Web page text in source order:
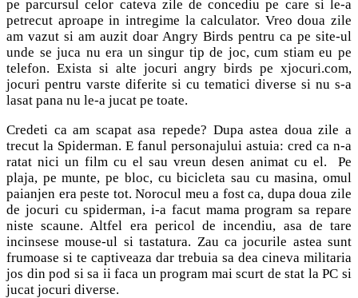
pe parcursul celor cateva zile de concediu pe care si le-a
petrecut aproape in intregime la calculator. Vreo doua zile
am vazut si am auzit doar Angry Birds pentru ca pe site-ul
unde se juca nu era un singur tip de joc, cum stiam eu pe
telefon. Exista si alte jocuri angry birds pe xjocuri.com,
jocuri pentru varste diferite si cu tematici diverse si nu s-a
lasat pana nu le-a jucat pe toate.
Credeti ca am scapat asa repede? Dupa astea doua zile a
trecut la Spiderman. E fanul personajului astuia: cred ca n-a
ratat nici un film cu el sau vreun desen animat cu el. Pe
plaja, pe munte, pe bloc, cu bicicleta sau cu masina, omul
paianjen era peste tot. Norocul meu a fost ca, dupa doua zile
de jocuri cu spiderman, i-a facut mama program sa repare
niste scaune. Altfel era pericol de incendiu, asa de tare
incinsese mouse-ul si tastatura. Zau ca jocurile astea sunt
frumoase si te captiveaza dar trebuia sa dea cineva militaria
jos din pod si sa ii faca un program mai scurt de stat la PC si
jucat jocuri diverse.